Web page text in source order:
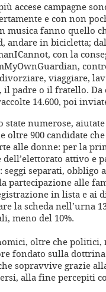
accese campagne
e con non
musica fanno quello
andare in bicicletta;
con la
viaggiare,
padre o il fratello.
14.600, poi
state numerose,
oltre 900 candidate
alle donne: per la
attivo e
separati, obbligo
partecipazione alle
in lista e ai
la scheda nell’urna
meno del 10%.
oltre che
fondato sulla
sopravvive grazie
alla fine percepiti